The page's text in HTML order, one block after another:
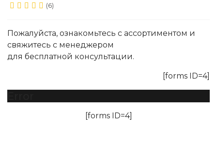
(6)
Пожалуйста, ознакомьтесь с ассортиментом и
свяжитесь с менеджером
для бесплатной консультации.
[forms ID=4]
[forms ID=4]